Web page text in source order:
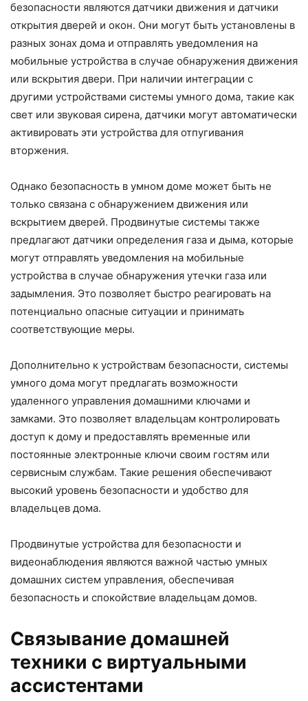
безопасности являются датчики движения и датчики
открытия дверей и окон. Они могут быть установлены в
разных зонах дома и отправлять уведомления на
мобильные устройства в случае обнаружения движения
или вскрытия двери. При наличии интеграции с
другими устройствами системы умного дома, такие как
свет или звуковая сирена, датчики могут автоматически
активировать эти устройства для отпугивания
вторжения.
Однако безопасность в умном доме может быть не
только связана с обнаружением движения или
вскрытием дверей. Продвинутые системы также
предлагают датчики определения газа и дыма, которые
могут отправлять уведомления на мобильные
устройства в случае обнаружения утечки газа или
задымления. Это позволяет быстро реагировать на
потенциально опасные ситуации и принимать
соответствующие меры.
Дополнительно к устройствам безопасности, системы
умного дома могут предлагать возможности
удаленного управления домашними ключами и
замками. Это позволяет владельцам контролировать
доступ к дому и предоставлять временные или
постоянные электронные ключи своим гостям или
сервисным службам. Такие решения обеспечивают
высокий уровень безопасности и удобство для
владельцев дома.
Продвинутые устройства для безопасности и
видеонаблюдения являются важной частью умных
домашних систем управления, обеспечивая
безопасность и спокойствие владельцам домов.
Связывание домашней
техники с виртуальными
ассистентами